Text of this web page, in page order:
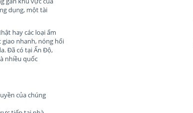
dụng, một tài
hay các loại ẩm
nhanh, nóng hổi
Đã có tại Ấn Độ,
nhiều quốc
của chúng